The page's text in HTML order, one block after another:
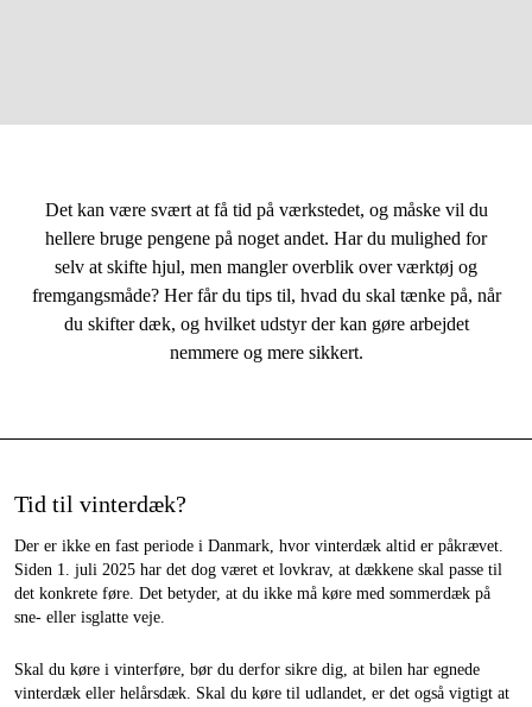
Varemærker
Kontakt
Ofte stillede spørgsmål
Det kan være svært at få tid på værkstedet, og måske vil du
hellere bruge pengene på noget andet. Har du mulighed for
selv at skifte hjul, men mangler overblik over værktøj og
fremgangsmåde? Her får du tips til, hvad du skal tænke på, når
du skifter dæk, og hvilket udstyr der kan gøre arbejdet
nemmere og mere sikkert.
Tid til vinterdæk?
Der er ikke en fast periode i Danmark, hvor vinterdæk altid er påkrævet.
Siden 1. juli 2025 har det dog været et lovkrav, at dækkene skal passe til
det konkrete føre. Det betyder, at du ikke må køre med sommerdæk på
sne- eller isglatte veje.
Skal du køre i vinterføre, bør du derfor sikre dig, at bilen har egnede
vinterdæk eller helårsdæk. Skal du køre til udlandet, er det også vigtigt at